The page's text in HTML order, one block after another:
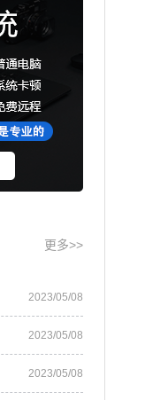
更多>>
2023/05/08
2023/05/08
2023/05/08